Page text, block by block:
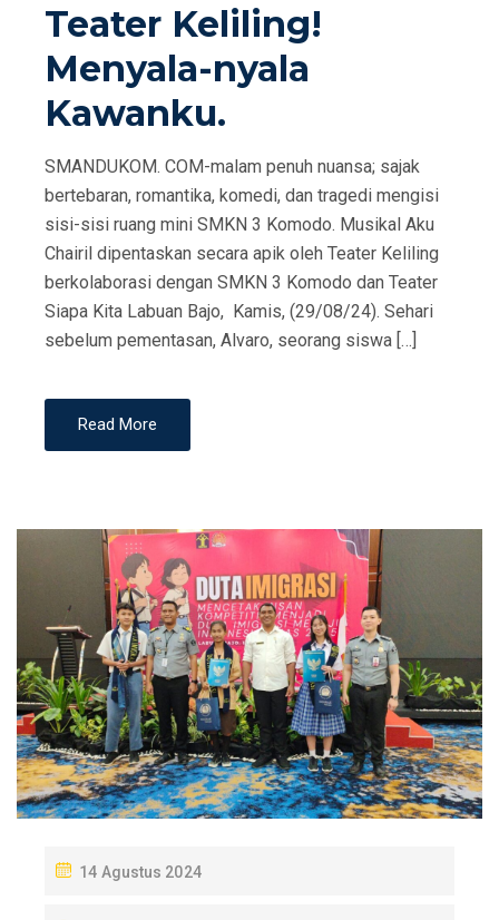
O
N
Teater Keliling!
Menyala-nyala
Kawanku.
SMANDUKOM. COM-malam penuh nuansa; sajak
bertebaran, romantika, komedi, dan tragedi mengisi
sisi-sisi ruang mini SMKN 3 Komodo. Musikal Aku
Chairil dipentaskan secara apik oleh Teater Keliling
berkolaborasi dengan SMKN 3 Komodo dan Teater
Siapa Kita Labuan Bajo, Kamis, (29/08/24). Sehari
sebelum pementasan, Alvaro, seorang siswa […]
Read More
P
14 Agustus 2024